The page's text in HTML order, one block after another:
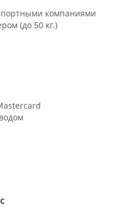
компаниями
(до 50 кг.)